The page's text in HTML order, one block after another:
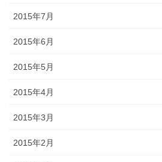
2015年7月
2015年6月
2015年5月
2015年4月
2015年3月
2015年2月